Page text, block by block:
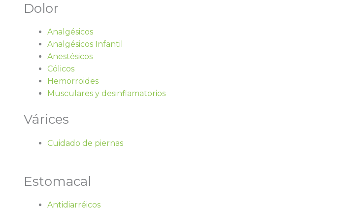
Dolor
Analgésicos
Analgésicos Infantil
Anestésicos
Cólicos
Hemorroides
Musculares y desinflamatorios
Várices
Cuidado de piernas
Estomacal
Antidiarréicos